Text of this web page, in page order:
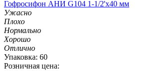
Гофросифон АНИ G104 1-1/2'х40 мм
Ужасно
Плохо
Нормально
Хорошо
Отлично
Упаковка: 60
Розничная цена: